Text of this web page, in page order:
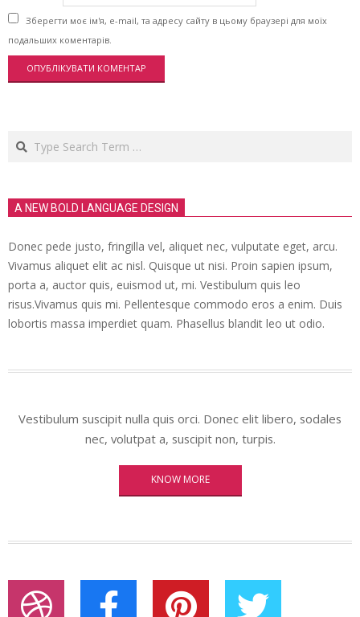
Зберегти моє ім'я, e-mail, та адресу сайту в цьому браузері для моїх
подальших коментарів.
Search
A NEW BOLD LANGUAGE DESIGN
Donec pede justo, fringilla vel, aliquet nec, vulputate eget, arcu.
Vivamus aliquet elit ac nisl. Quisque ut nisi. Proin sapien ipsum,
porta a, auctor quis, euismod ut, mi. Vestibulum quis leo
risus.Vivamus quis mi. Pellentesque commodo eros a enim. Duis
lobortis massa imperdiet quam. Phasellus blandit leo ut odio.
Vestibulum suscipit nulla quis orci. Donec elit libero, sodales
nec, volutpat a, suscipit non, turpis.
KNOW MORE